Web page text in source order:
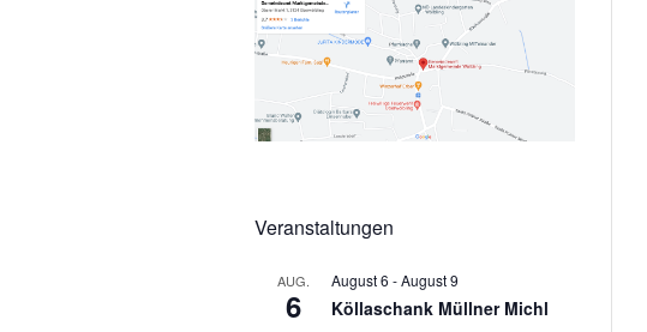
Veranstaltungen
AUG.
6
August 6 -August 9
Köllaschank Müllner Michl